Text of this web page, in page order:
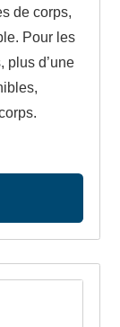
de corps,
Pour les
plus d’une